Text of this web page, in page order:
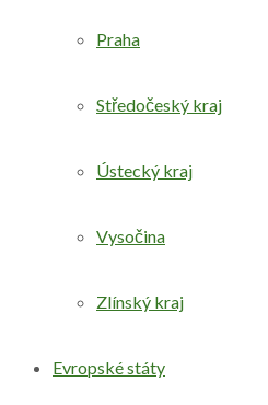
Praha
Středočeský kraj
Ústecký kraj
Vysočina
Zlínský kraj
Evropské státy